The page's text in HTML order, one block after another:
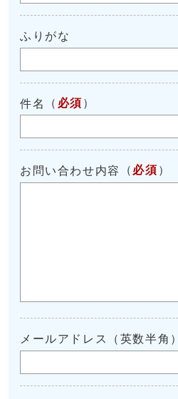
ふりがな
件名 （ 必須 ）
お問い合わせ内容 （ 必須 ）
メールアドレス（英数半角）